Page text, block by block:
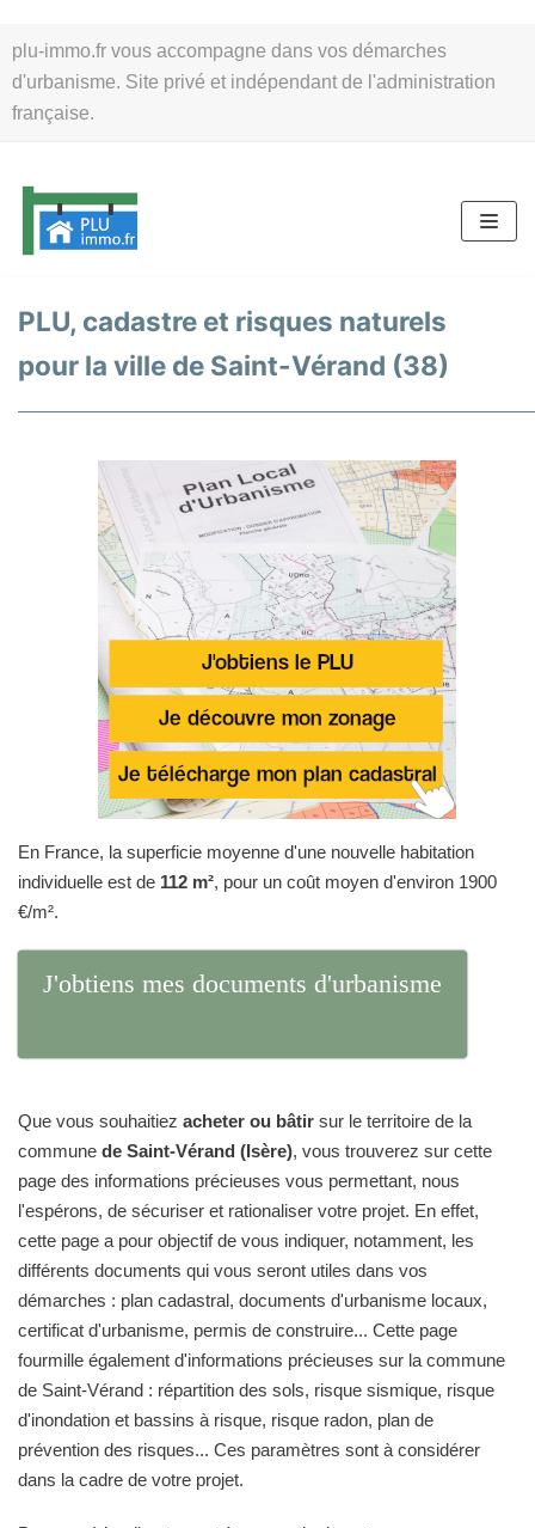
plu-immo.fr vous accompagne dans vos démarches
d'urbanisme. Site privé et indépendant de l'administration
française.
au
contenu
PLU, cadastre et risques naturels
pour la ville de Saint-Vérand (38)
En France, la superficie moyenne d'une nouvelle habitation
individuelle est de 112 m², pour un coût moyen d'environ 1900
€/m².
J'obtiens mes documents d'urbanisme
Que vous souhaitiez acheter ou bâtir sur le territoire de la
commune de Saint-Vérand (Isère), vous trouverez sur cette
page des informations précieuses vous permettant, nous
l'espérons, de sécuriser et rationaliser votre projet. En effet,
cette page a pour objectif de vous indiquer, notamment, les
différents documents qui vous seront utiles dans vos
démarches : plan cadastral, documents d'urbanisme locaux,
certificat d'urbanisme, permis de construire... Cette page
fourmille également d'informations précieuses sur la commune
de Saint-Vérand : répartition des sols, risque sismique, risque
d'inondation et bassins à risque, risque radon, plan de
prévention des risques... Ces paramètres sont à considérer
dans la cadre de votre projet.